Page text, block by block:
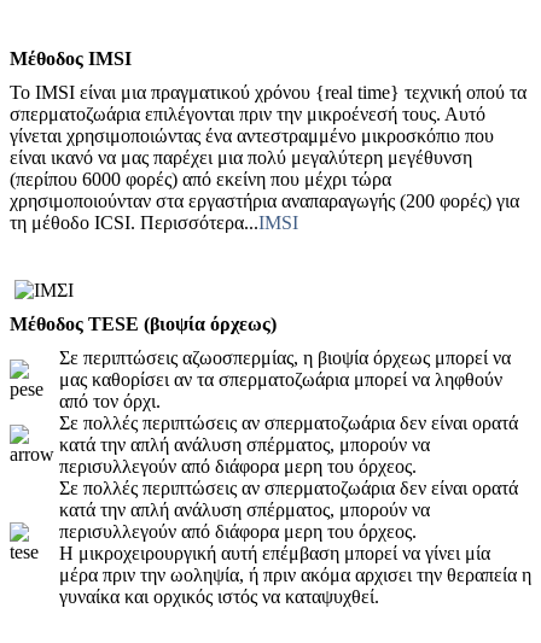
Μέθοδος IMSI
Το IMSI είναι μια πραγματικού χρόνου {real time} τεχνική οπού τα
σπερματοζωάρια επιλέγονται πριν την μικροένεσή τους. Αυτό
γίνεται χρησιμοποιώντας ένα αντεστραμμένο μικροσκόπιο που
είναι ικανό να μας παρέχει μια πολύ μεγαλύτερη μεγέθυνση
(περίπου 6000 φορές) από εκείνη που μέχρι τώρα
χρησιμοποιούνταν στα εργαστήρια αναπαραγωγής (200 φορές) για
τη μέθοδο ICSI. Περισσότερα...IMSI
Μέθοδος TESE (βιοψία όρχεως)
Σε περιπτώσεις αζωοσπερμίας, η βιοψία όρχεως μπορεί να
μας καθορίσει αν τα σπερματοζωάρια μπορεί να ληφθούν
από τον όρχι.
Σε πολλές περιπτώσεις αν σπερματοζωάρια δεν είναι ορατά
κατά την απλή ανάλυση σπέρματος, μπορούν να
περισυλλεγούν από διάφορα μερη του όρχεος.
Σε πολλές περιπτώσεις αν σπερματοζωάρια δεν είναι ορατά
κατά την απλή ανάλυση σπέρματος, μπορούν να
περισυλλεγούν από διάφορα μερη του όρχεος.
Η μικροχειρουργική αυτή επέμβαση μπορεί να γίνει μία
μέρα πριν την ωοληψία, ή πριν ακόμα αρχισει την θεραπεία η
γυναίκα και ορχικός ιστός να καταψυχθεί.